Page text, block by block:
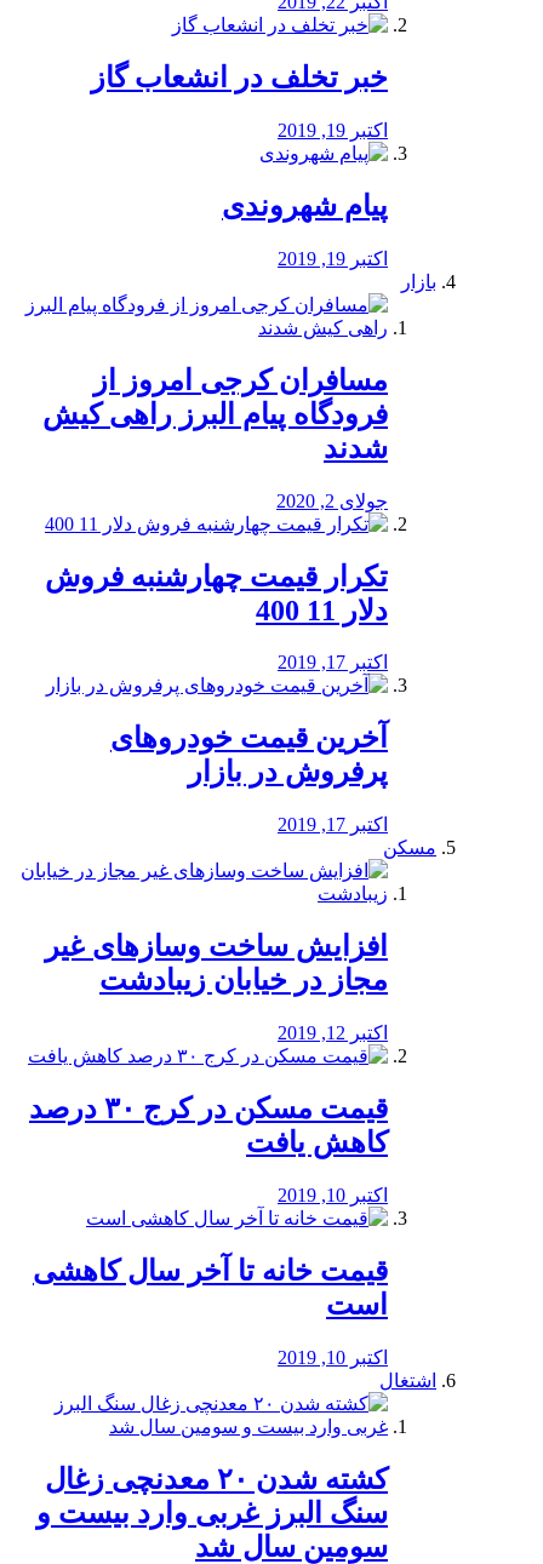
خبر تخلف در انشعاب گاز
اکتبر 19, 2019
پیام شهروندی
اکتبر 19, 2019
بازار
مسافران کرجی امروز از
فرودگاه پیام البرز راهی کیش
شدند
جولای 2, 2020
تکرار قیمت چهارشنبه فروش
دلار 11 400
اکتبر 17, 2019
آخرین قیمت خودرو‌های
پرفروش در بازار
اکتبر 17, 2019
مسکن
افزایش ساخت وسازهای غیر
مجاز در خیابان زیبادشت
اکتبر 12, 2019
️قیمت مسکن در کرج ۳۰ درصد
کاهش یافت
اکتبر 10, 2019
قیمت خانه تا آخر سال کاهشی
است
اکتبر 10, 2019
اشتغال
کشته شدن ۲۰ معدنچی زغال
سنگ البرز غربی وارد بیست و
سومین سال شد